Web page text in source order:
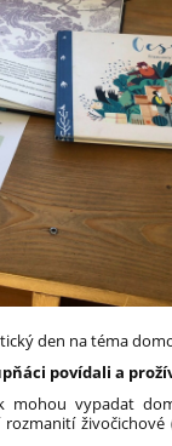
den na téma
povídali a
mohou vypadat
živočichové